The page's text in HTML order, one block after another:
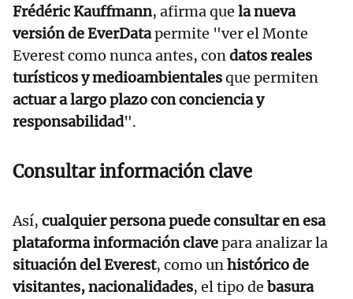
Frédéric Kauffmann, afirma que la nueva
versión de EverDatapermite "ver el Monte
Everest como nunca antes, condatos reales
turísticos y medioambientalesque permiten
actuar a largo plazo con conciencia y
responsabilidad".
Consultar información clave
Así, cualquier persona puede consultar en esa
plataforma información clavepara analizar la
situación del Everest, como unhistórico de
visitantes, nacionalidades, el tipo de basura